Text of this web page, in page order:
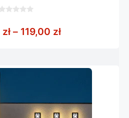
zł – 119,00 złZakres cen: